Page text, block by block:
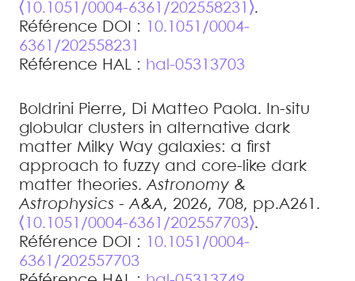
⟨10.1051/0004-6361/202558231⟩.
Référence DOI :
10.1051/0004-
6361/202558231
Référence HAL : hal-05313703
Boldrini Pierre, Di Matteo Paola.
In-situ
globular clusters in alternative dark
matter Milky Way galaxies: a first
approach to fuzzy and core-like dark
matter theories.Astronomy &
Astrophysics - A&A, 2026, 708, pp.A261.
⟨10.1051/0004-6361/202557703⟩.
Référence DOI :
10.1051/0004-
6361/202557703